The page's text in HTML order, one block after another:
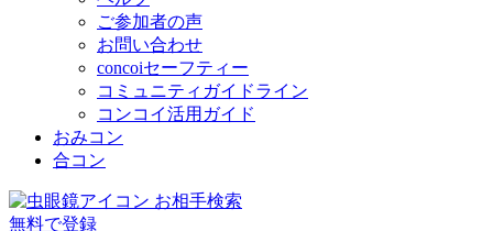
ご参加者の声
お問い合わせ
concoiセーフティー
コミュニティガイドライン
コンコイ活用ガイド
おみコン
合コン
お相手検索
無料で登録